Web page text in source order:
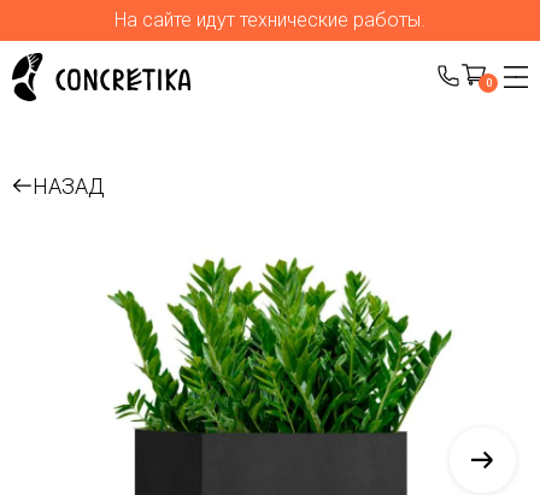
На сайте идут технические работы.
0
НАЗАД